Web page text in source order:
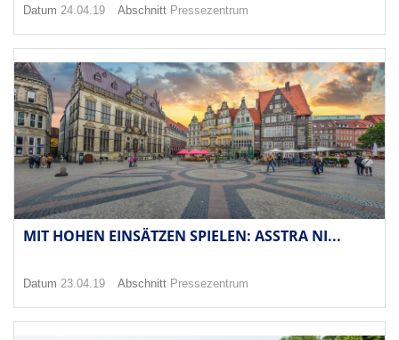
Datum 24.04.19 Abschnitt Pressezentrum
MIT HOHEN EINSÄTZEN SPIELEN: ASSTRA NI...
Datum 23.04.19 Abschnitt Pressezentrum